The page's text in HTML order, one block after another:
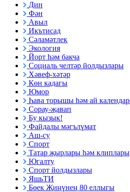
Дин
Фән
Авыл
Икътисад
Сәламәтлек
Экология
Йорт һәм бакча
Социаль челтәр йолдызлары
Хәвеф-хәтәр
Көн кадагы
Юмор
Һава торышы һәм ай
Сорау-җавап
Бу кызык!
Файдалы мәгълүмат
Аш-су
Спорт
Татар җырлары һәм клиплары
Югалту
Спорт йолдызлары
ЯшьТИ
Бөек Җиңүнең 80 еллыгы